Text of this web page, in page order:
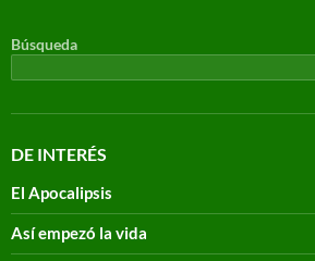
Búsqueda
DE INTERÉS
El Apocalipsis
Así empezó la vida